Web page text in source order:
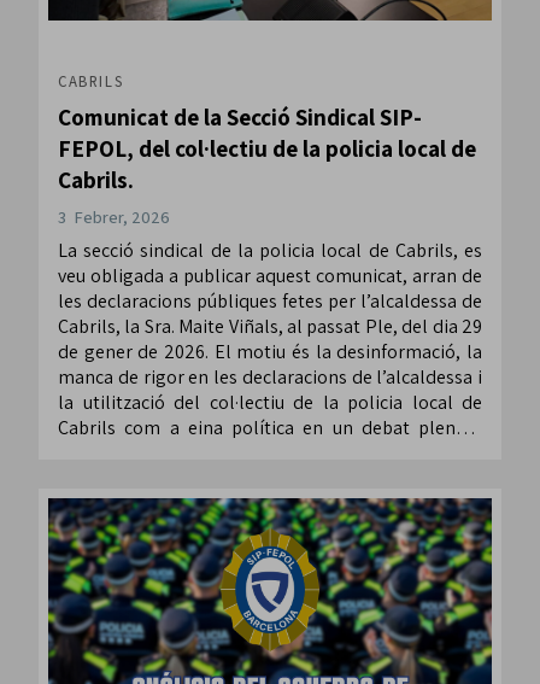
CABRILS
Comunicat de la Secció Sindical SIP-
FEPOL, del col·lectiu de la policia local de
Cabrils.
3 Febrer, 2026
La secció sindical de la policia local de Cabrils, es
veu obligada a publicar aquest comunicat, arran de
les declaracions públiques fetes per l’alcaldessa de
Cabrils, la Sra. Maite Viñals, al passat Ple, del dia 29
de gener de 2026. El motiu és la desinformació, la
manca de rigor en les declaracions de l’alcaldessa i
la utilització del col·lectiu de la policia local de
Cabrils com a eina política en un debat plenari,